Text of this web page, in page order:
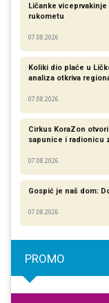
Ličanke
rukometu
07.08.2026
Koliki dio plaće u
analiza otkriva
07.08.2026
Cirkus KoraZon
sapunice i radionicu
07.08.2026
Gospić je naš dom:
07.08.2026
PROMO